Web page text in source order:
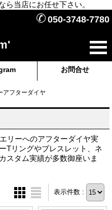
ら当店にお任せ下さい。
✆ 050-3748-7780
お問合せ
アフターダイヤ
リーへのアフターダイヤ実
Tリングやブレスレット、ネ
スタム実績が多数御座いま
表示件数 :